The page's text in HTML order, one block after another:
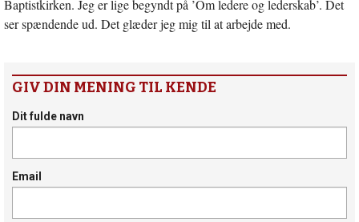
Baptistkirken. Jeg er lige begyndt på ’Om ledere og lederskab’. Det
ser spændende ud. Det glæder jeg mig til at arbejde med.
GIV DIN MENING TIL KENDE
Dit fulde navn
Email